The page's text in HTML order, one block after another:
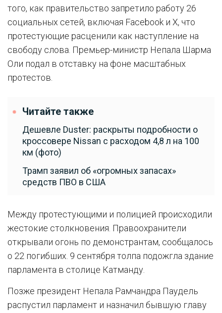
того, как правительство запретило работу 26
социальных сетей, включая Facebook и X, что
протестующие расценили как наступление на
свободу слова. Премьер-министр Непала Шарма
Оли подал в отставку на фоне масштабных
протестов.
Читайте также
Дешевле Duster: раскрыты подробности о
кроссовере Nissan с расходом 4,8 л на 100
км (фото)
Трамп заявил об «огромных запасах»
средств ПВО в США
Между протестующими и полицией происходили
жестокие столкновения. Правоохранители
открывали огонь по демонстрантам, сообщалось
о 22 погибших. 9 сентября толпа подожгла здание
парламента в столице Катманду.
Позже президент Непала Рамчандра Паудель
распустил парламент и назначил бывшую главу